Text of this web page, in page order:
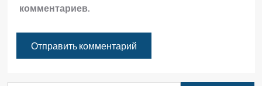
комментариев.